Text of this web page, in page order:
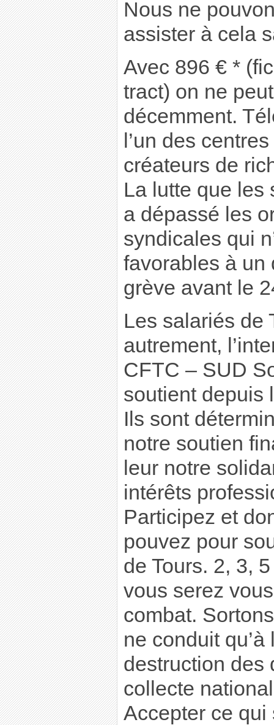
Nous ne
assister à cela
Avec 896 € *
tract) on ne
décemment.
l’un des
créateurs de
La lutte que les
a dépassé les
syndicales qui
favorables à un
grève avant le
Les salariés de
autrement,
CFTC – SUD
soutient depuis
Ils sont
notre soutien
leur notre
intérêts
Participez et
pouvez pour
de Tours. 2, 3,
vous serez
combat.
ne conduit qu’à
destruction des
collecte
Accepter ce qui